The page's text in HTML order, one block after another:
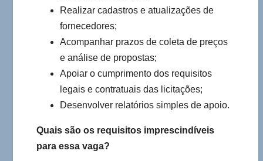
Realizar cadastros e atualizações de
fornecedores;
Acompanhar prazos de coleta de preços
e análise de propostas;
Apoiar o cumprimento dos requisitos
legais e contratuais das licitações;
Desenvolver relatórios simples de apoio.
Quais são os requisitos imprescindíveis
para essa vaga?